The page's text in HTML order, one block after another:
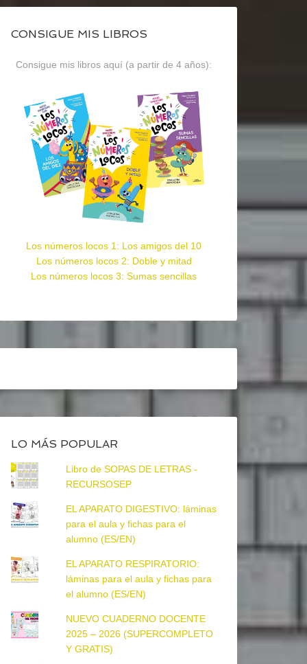
CONSIGUE MIS LIBROS
Consigue mis libros aquí (a partir de 4 años):
Los números locos 1: Los amigos del 10
Los números locos 2: Doble y mitad
Los números locos 3: Sumas sencillas
LO MÁS POPULAR
Libro de SOPAS DE LETRAS -
RECURSOSEP
EL APARATO DIGESTIVO: láminas
para el aula y fichas para el
alumno (ES/EN)
EL APARATO RESPIRATORIO:
láminas para el aula y fichas para
el alumno (ES/EN)
NUEVO CUADERNO DOCENTE
2025 – 2026 (SUPERCOMPLETO
Y GRATIS)